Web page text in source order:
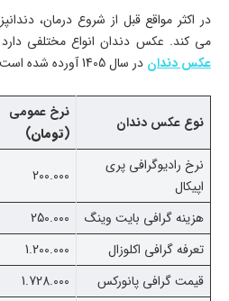
در اکثر مواقع قبل از شروع درمان،
می کند. عکس دندان انواع مختلفی
عکس دندان در سال 1405 آورده شده است:
نوع عکس دندان
نرخ عمومی
(تومان)
نرخ رادیوگرافی پری
اپیکال
200.000
هزینه گرافی بایت وینگ 250.000
تعرفه گرافی اکلوزال
1.200.000
قیمت گرافی پانورکس
1.728.000